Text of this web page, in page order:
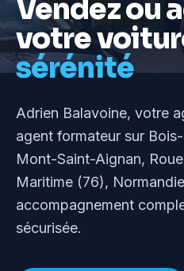
Vendez ou
votre
sérénité
Adrien Balavoine, votre
agent formateur sur
Mont-Saint-Aignan,
Maritime (76), Normandie
accompagnement
sécurisée.